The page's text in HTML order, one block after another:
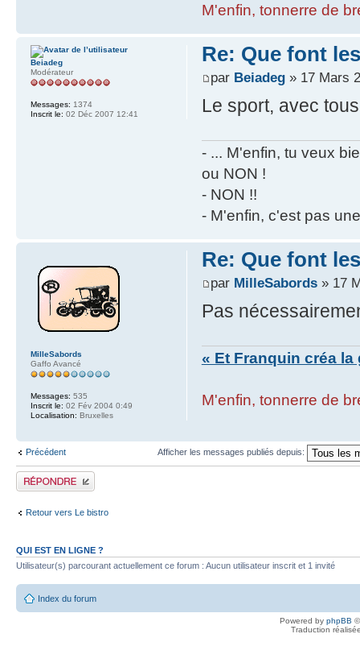
M'enfin, tonnerre de
Re: Que font
par Beiadeg» 17 Mars
Le sport, avec
- ... M'enfin, tu veux
ou NON !
- NON !!
- M'enfin, c'est pas
Beiadeg
Modérateur
Messages: 1374
Inscrit le: 02 Déc 2007 12:41
Re: Que font
par MilleSabords» 17
Pas
« Et Franquin créa la
M'enfin, tonnerre de
MilleSabords
Gaffo Avancé
Messages: 535
Inscrit le: 02 Fév 2004 0:49
Localisation: Bruxelles
Précédent Afficher les messages publiés depuis:
Publier une réponse
Retour vers Le bistro
QUI EST EN LIGNE ?
Utilisateur(s) parcourant actuellement ce forum : Aucun utilisateur inscrit et 1 invité
Index du forum
Powered by phpBB
Traduction